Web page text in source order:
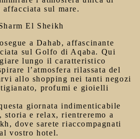
sul mare.
El Sheikh
a Dahab, affascinante
sul Golfo di Aqaba. Qui
lungo il caratteristico
l’atmosfera rilassata del
allo shopping nei tanti negozi
profumi e gioielli
giornata indimenticabile
e relax, rientreremo a
, dove sarete riaccompagnati
vostro hotel.